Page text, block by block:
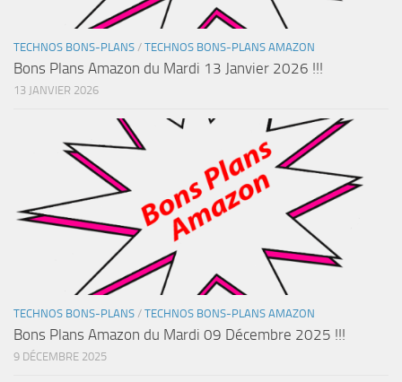
TECHNOS BONS-PLANS / TECHNOS BONS-PLANS AMAZON
Bons Plans Amazon du Mardi 13 Janvier 2026 !!!
13 JANVIER 2026
TECHNOS BONS-PLANS / TECHNOS BONS-PLANS AMAZON
Bons Plans Amazon du Mardi 09 Décembre 2025 !!!
9 DÉCEMBRE 2025